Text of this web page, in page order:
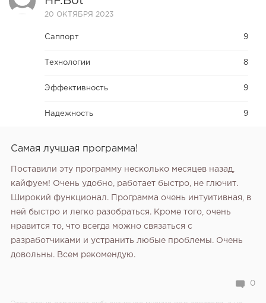
20 ОКТЯБРЯ 2023
Саппорт 9
Технологии 8
Эффективность 9
Надежность 9
Самая лучшая программа!
Поставили эту программу несколько месяцев назад,
кайфуем! Очень удобно, работает быстро, не глючит.
Широкий функционал. Программа очень интуитивная, в
ней быстро и легко разобраться. Кроме того, очень
нравится то, что всегда можно связаться с
разработчиками и устранить любые проблемы. Очень
довольны. Всем рекомендую.
0